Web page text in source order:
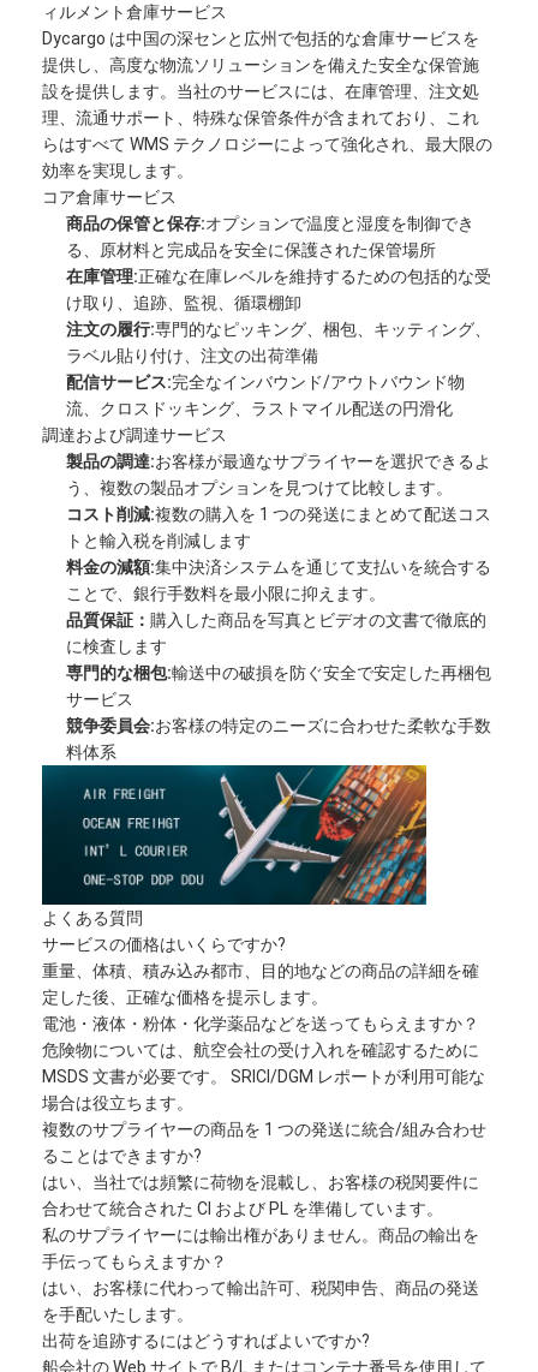
ホーム
製品
企業情報
ィルメント倉庫サービス
Dycargo は中国の深センと広州で包括的な倉庫サービスを
提供し、高度な物流ソリューションを備えた安全な保管施
設を提供します。当社のサービスには、在庫管理、注文処
理、流通サポート、特殊な保管条件が含まれており、これ
らはすべて WMS テクノロジーによって強化され、最大限の
効率を実現します。
コア倉庫サービス
商品の保管と保存:オプションで温度と湿度を制御でき
る、原材料と完成品を安全に保護された保管場所
在庫管理:正確な在庫レベルを維持するための包括的な受
け取り、追跡、監視、循環棚卸
注文の履行:専門的なピッキング、梱包、キッティング、
ラベル貼り付け、注文の出荷準備
配信サービス:完全なインバウンド/アウトバウンド物
流、クロスドッキング、ラストマイル配送の円滑化
調達および調達サービス
製品の調達:お客様が最適なサプライヤーを選択できるよ
う、複数の製品オプションを見つけて比較します。
コスト削減:複数の購入を 1 つの発送にまとめて配送コス
トと輸入税を削減します
料金の減額:集中決済システムを通じて支払いを統合する
ことで、銀行手数料を最小限に抑えます。
品質保証： 購入した商品を写真とビデオの文書で徹底的
に検査します
専門的な梱包:輸送中の破損を防ぐ安全で安定した再梱包
サービス
競争委員会:お客様の特定のニーズに合わせた柔軟な手数
料体系
よくある質問
サービスの価格はいくらですか?
重量、体積、積み込み都市、目的地などの商品の詳細を確
定した後、正確な価格を提示します。
電池・液体・粉体・化学薬品などを送ってもらえますか？
危険物については、航空会社の受け入れを確認するために
MSDS 文書が必要です。 SRICI/DGM レポートが利用可能な
場合は役立ちます。
複数のサプライヤーの商品を 1 つの発送に統合/組み合わせ
ることはできますか?
はい、当社では頻繁に荷物を混載し、お客様の税関要件に
合わせて統合された CI および PL を準備しています。
私のサプライヤーには輸出権がありません。商品の輸出を
手伝ってもらえますか？
はい、お客様に代わって輸出許可、税関申告、商品の発送
を手配いたします。
出荷を追跡するにはどうすればよいですか?
船会社の Web サイトで B/L またはコンテナ番号を使用して